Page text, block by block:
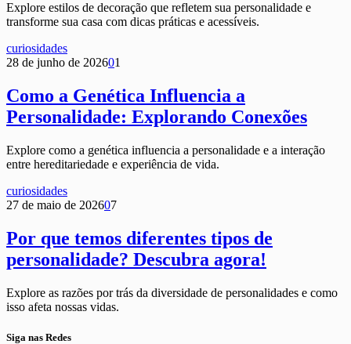
Explore estilos de decoração que refletem sua personalidade e
transforme sua casa com dicas práticas e acessíveis.
curiosidades
28 de junho de 202601
Como a Genética Influencia a
Personalidade: Explorando Conexões
Explore como a genética influencia a personalidade e a interação
entre hereditariedade e experiência de vida.
curiosidades
27 de maio de 202607
Por que temos diferentes tipos de
personalidade? Descubra agora!
Explore as razões por trás da diversidade de personalidades e como
isso afeta nossas vidas.
Siga nas Redes